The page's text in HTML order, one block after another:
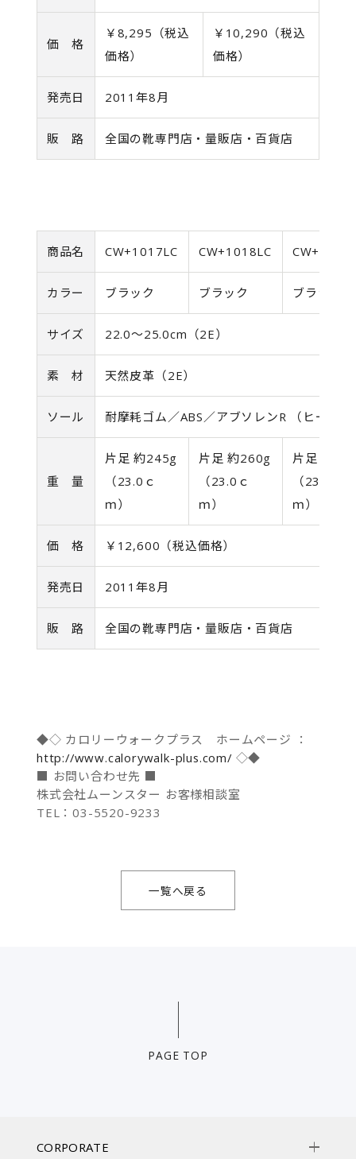
価 格
￥8,295（税込
価格）
￥10,290（税込
価格）
発売日 2011年8月
販 路 全国の靴専門店・量販店・百貨店
商品名 CW+1017LC CW+1018LC
カラー ブラック ブラック ブラック
サイズ 22.0～25.0cm（2E）
素 材 天然皮革（2E）
ソール 耐摩耗ゴム／ABS／アブソレンR （ヒール
重 量
片足 約245g
（23.0ｃ
ｍ）
片足 約260g
（23.0ｃ
ｍ）
片足 約
（23.0ｃ
ｍ）
価 格 ￥12,600（税込価格）
発売日 2011年8月
販 路 全国の靴専門店・量販店・百貨店
◆◇ カロリーウォークプラス ホームページ ：
http://www.calorywalk-plus.com/◇◆
■ お問い合わせ先 ■
株式会社ムーンスター お客様相談室
TEL：03-5520-9233
一覧へ戻る
PAGE TOP
CORPORATE